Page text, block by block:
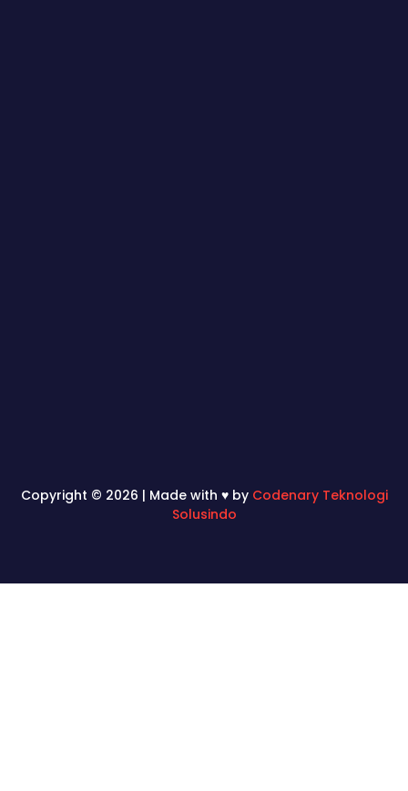
Copyright © 2026 | Made with ♥ by Codenary Teknologi
Solusindo